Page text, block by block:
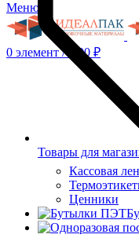
Меню
0 элемент / 0.00 ₽
Товары для
Кассовая
Ценники